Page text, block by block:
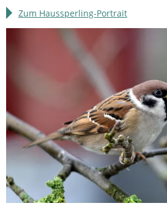
Zum Haussperling-Portrait